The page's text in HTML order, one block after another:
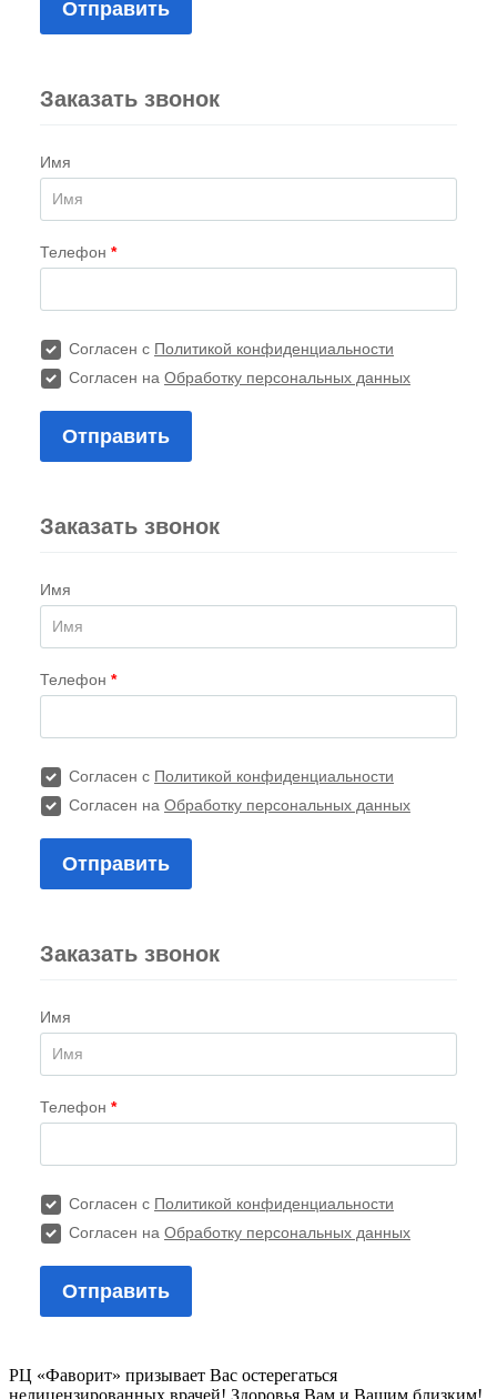
РЦ «Фаворит» призывает Вас остерегаться